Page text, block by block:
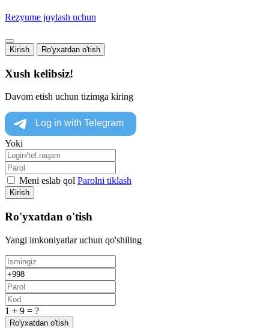
Rezyume joylash uchun
Kirish Ro'yxatdan o'tish
Xush kelibsiz!
Davom etish uchun tizimga kiring
Yoki
Meni eslab qol Parolni tiklash
Kirish
Ro'yxatdan o'tish
Yangi imkoniyatlar uchun qo'shiling
1 + 9 = ?
Ro'yxatdan o'tish